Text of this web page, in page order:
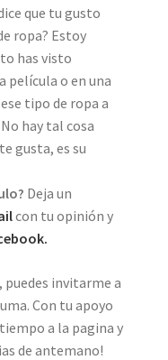
que tu gusto
ropa? Estoy
has visto
película o en una
tipo de ropa a
hay tal cosa
gusta, es su
Deja un
con tu opinión y
invitarme a
Con tu apoyo
a la pagina y
de antemano!